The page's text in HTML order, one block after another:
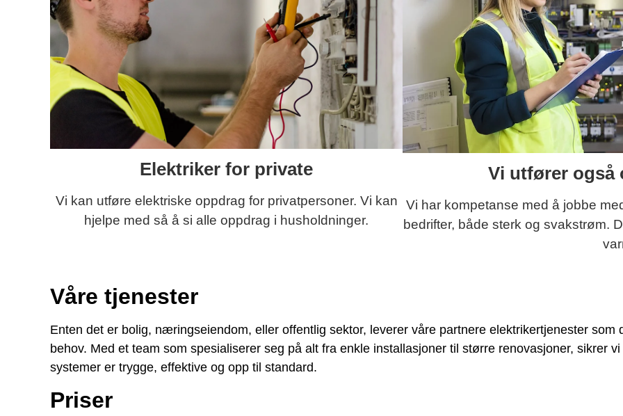
Vi utfører også
Vi har kompetanse med å jobbe
bedrifter, både sterk og svakstrøm.
Elektriker for private
Vi kan utføre elektriske oppdrag for privatpersoner. Vi kan
hjelpe med så å si alle oppdrag i husholdninger.
Våre tjenester
Enten det er bolig, næringseiendom, eller offentlig sektor, leverer våre partnere elektrikertjenester som
behov. Med et team som spesialiserer seg på alt fra enkle installasjoner til større renovasjoner, sikrer
systemer er trygge, effektive og opp til standard.
Priser